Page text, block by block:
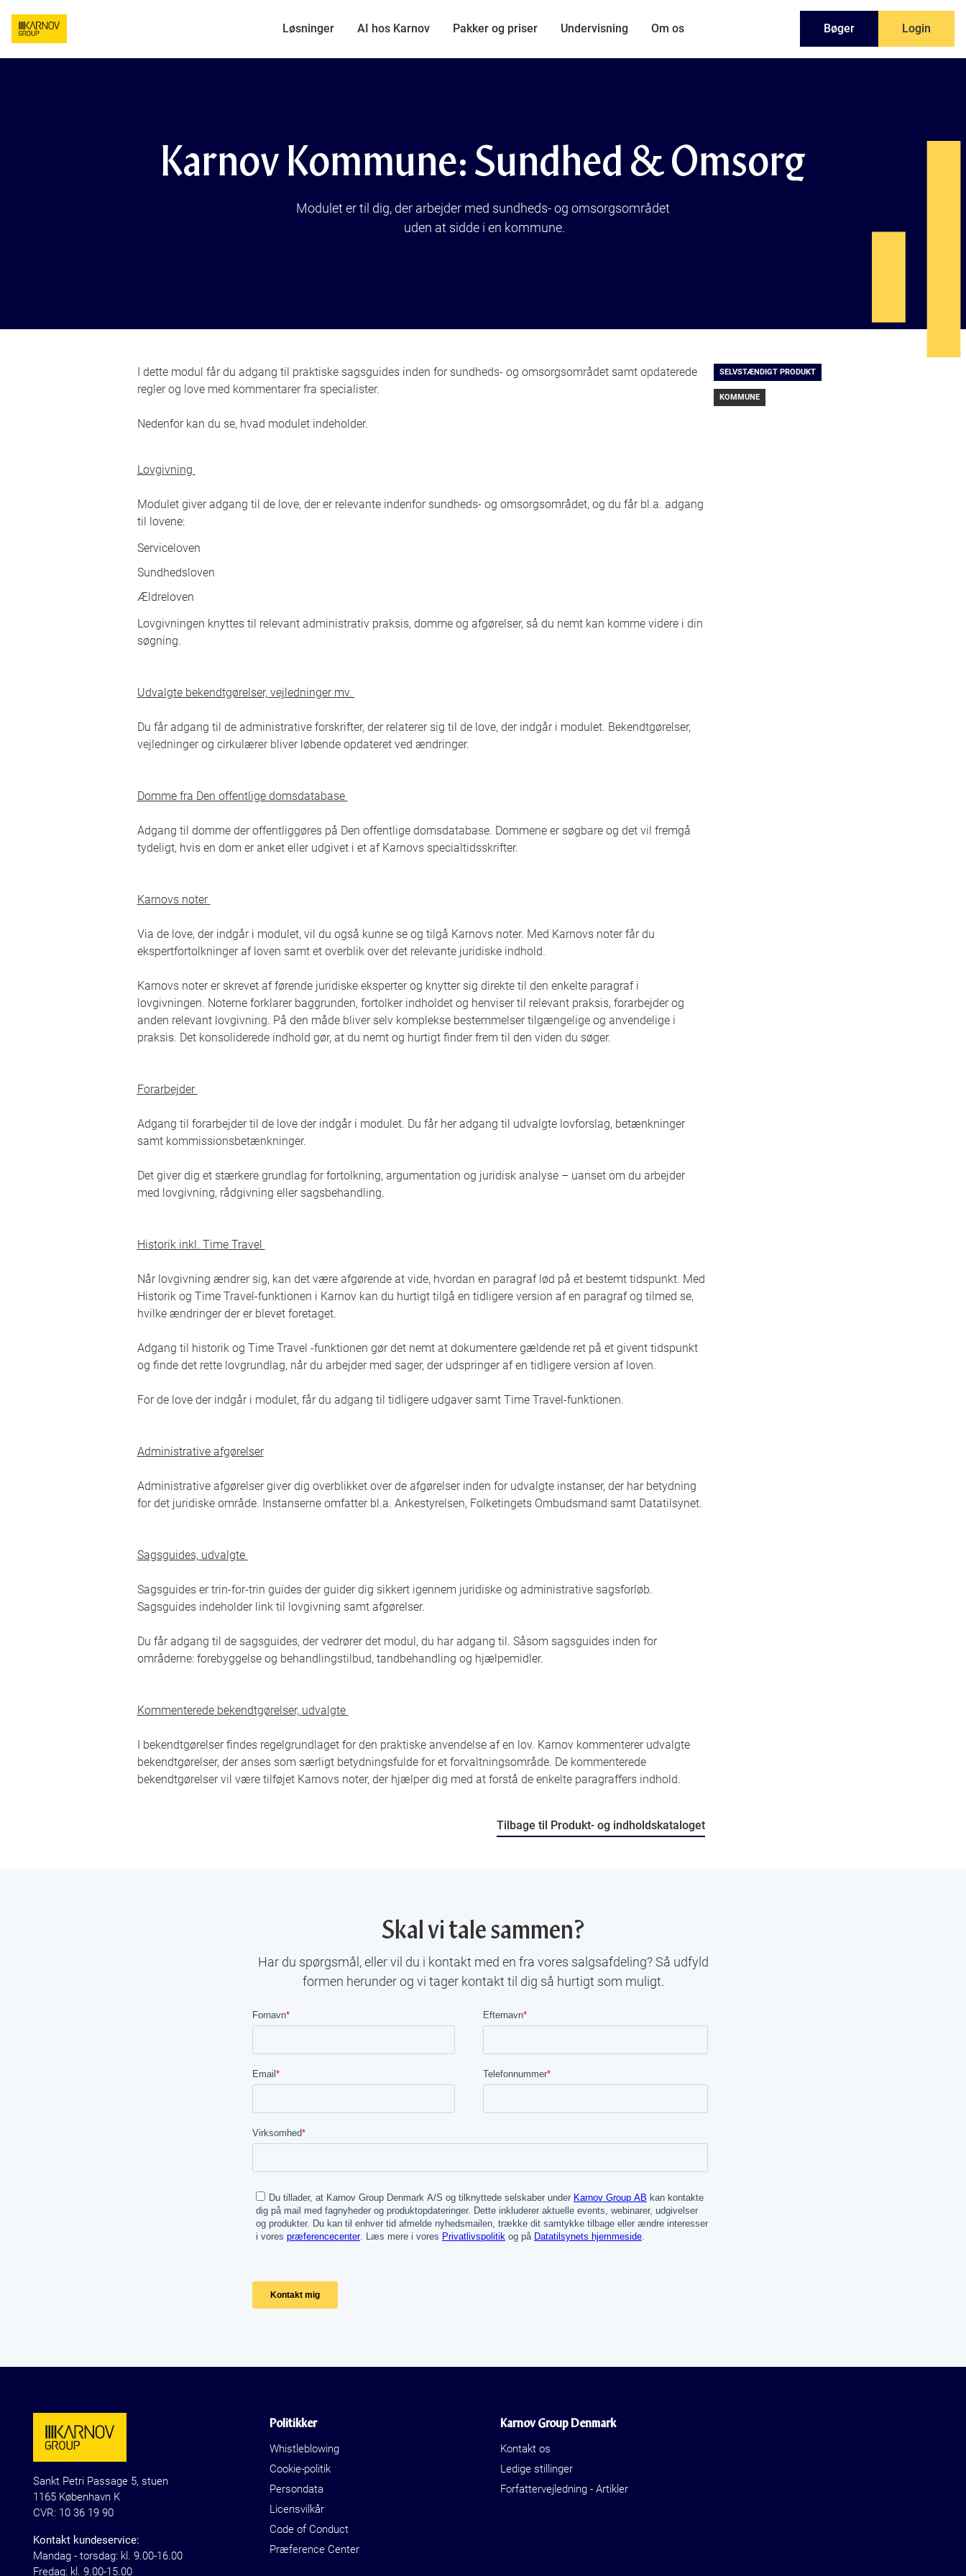
Løsninger AI hos Karnov Pakker og priser Undervisning Om os Bøger Login
Karnov Kommune: Sundhed & Omsorg
Modulet ertil dig, der arbejder med sundheds- og omsorgsområdet
uden at sidde i en kommune.
I dette modul får du adgang til praktiske sagsguides inden for sundheds- og omsorgsområdet samt opdaterede
regler og love med kommentarer fra specialister.
Nedenfor kan du se, hvad modulet indeholder.
Lovgivning
Modulet giver adgang til de love, der er relevante indenfor sundheds- og omsorgsområdet, og du får bl.a. adgang
til lovene:
Serviceloven
Sundhedsloven
Ældreloven
Lovgivningen knyttes til relevant administrativ praksis, domme og afgørelser, så du nemt kan komme videre i din
søgning.
Udvalgte bekendtgørelser, vejledninger mv.
Du får adgang til de administrative forskrifter, der relaterer sig til de love, der indgår i modulet. Bekendtgørelser,
vejledninger og cirkulærer bliver løbende opdateret ved ændringer.
Domme fra Den offentlige domsdatabase
Adgang til domme der offentliggøres på Den offentlige domsdatabase. Dommene er søgbare og det vil fremgå
tydeligt, hvis en dom er anket eller udgivet i et af Karnovs specialtidsskrifter.
Karnovs noter
Via de love, der indgår i modulet, vil du også kunne se og tilgå Karnovs noter. Med Karnovs noter får du
ekspertfortolkninger af loven samt et overblik over det relevante juridiske indhold.
Karnovs noter er skrevet af førende juridiske eksperter og knytter sig direkte til den enkelte paragraf i
lovgivningen. Noterne forklarer baggrunden, fortolker indholdet og henviser til relevant praksis, forarbejder og
anden relevant lovgivning. På den måde bliver selv komplekse bestemmelser tilgængelige og anvendelige i
praksis. Det konsoliderede indhold gør, at du nemt og hurtigt finder frem til den viden du søger.
Forarbejder
Adgang til forarbejder til de love der indgår i modulet. Du får her adgang til udvalgte lovforslag, betænkninger
samt kommissionsbetænkninger.
Det giver dig et stærkere grundlag for fortolkning, argumentation og juridisk analyse – uanset om du arbejder
med lovgivning, rådgivning eller sagsbehandling.
Historik inkl. Time Travel
Når lovgivning ændrer sig, kan det være afgørende at vide, hvordan en paragraf lød på et bestemt tidspunkt. Med
Historik og Time Travel-funktionen i Karnov kan du hurtigt tilgå en tidligere version af en paragraf og tilmed se,
hvilke ændringer der er blevet foretaget.
Adgang til historik og Time Travel -funktionen gør det nemt at dokumentere gældende ret på et givent tidspunkt
og finde det rette lovgrundlag, når du arbejder med sager, der udspringer af en tidligere version af loven.
For de love der indgår i modulet, får du adgang til tidligere udgaver samt Time Travel-funktionen.
Administrative afgørelser
Administrative afgørelser giver dig overblikket over de afgørelser inden for udvalgte instanser, der har betydning
for det juridiske område. Instanserne omfatter bl.a. Ankestyrelsen, Folketingets Ombudsmand samt Datatilsynet.
Sagsguides, udvalgte
Sagsguides er trin-for-trin guides der guider dig sikkert igennem juridiske og administrative sagsforløb.
Sagsguides indeholder link til lovgivning samt afgørelser.
Du får adgang til de sagsguides, der vedrører det modul, du har adgang til. Såsom sagsguides inden for
områderne: forebyggelse og behandlingstilbud, tandbehandling og hjælpemidler.
Kommenterede bekendtgørelser, udvalgte
I bekendtgørelser findes regelgrundlaget for den praktiske anvendelse af en lov. Karnov kommenterer udvalgte
bekendtgørelser, der anses som særligt betydningsfulde for et forvaltningsområde. De kommenterede
bekendtgørelser vil være tilføjet Karnovs noter, der hjælper dig med at forstå de enkelte paragraffers indhold.
Tilbage til Produkt- og indholdskataloget
SELVSTÆNDIGT PRODUKT
KOMMUNE
Skal vi tale sammen?
Har du spørgsmål, eller vil du i kontakt med en fra vores salgsafdeling? Så udfyld
formen herunder og vi tager kontakt til dig så hurtigt som muligt.
Sankt Petri Passage 5, stuen
1165 København K
CVR: 10 36 19 90
Kontakt kundeservice:
Mandag - torsdag: kl. 9.00-16.00
Fredag: kl. 9.00-15.00
Politikker
Whistleblowing
Cookie-politik
Persondata
Licensvilkår
Code of Conduct
Præference Center
Karnov Group Denmark
Kontakt os
Ledige stillinger
Forfattervejledning - Artikler